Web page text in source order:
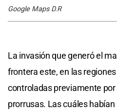
Google Maps D.R
La invasión que generó el
frontera este, en las
controladas previamente
prorrusas. Las cuáles